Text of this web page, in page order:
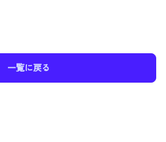
一覧に戻る